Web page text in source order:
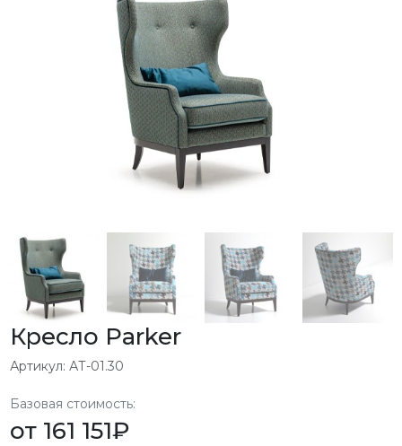
Кресло Parker
Артикул: АТ-01.30
Базовая стоимость:
от 161 151₽